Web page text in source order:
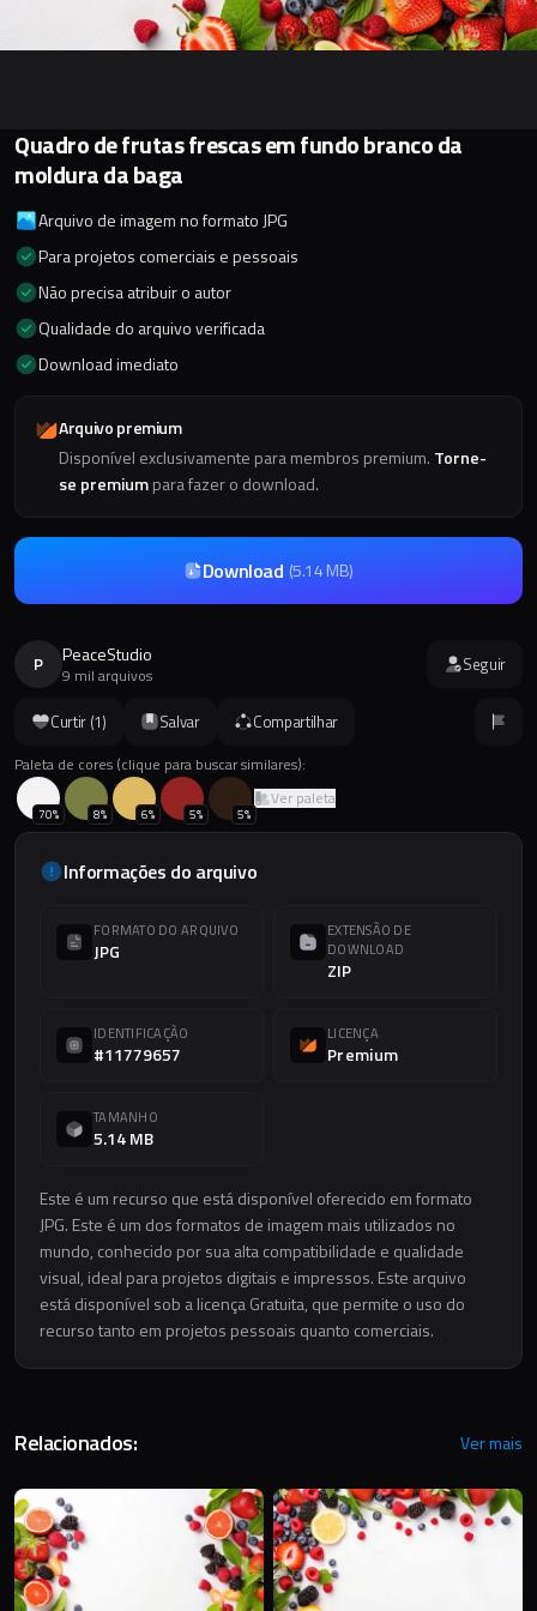
Curtir (1) Salvar Compartilhar
Paleta de cores (clique para buscar similares):
70% 8% 6% 5% 5%
Ver paleta
Informações do arquivo
FORMATO DO ARQUIVO
JPG
EXTENSÃO DE
DOWNLOAD
ZIP
IDENTIFICAÇÃO
#11779657
LICENÇA
Premium
TAMANHO
5.14 MB
Este é um recurso que está disponível oferecido em formato
JPG. Este é um dos formatos de imagem mais utilizados no
mundo, conhecido por sua alta compatibilidade e qualidade
visual, ideal para projetos digitais e impressos. Este arquivo
está disponível sob a licença Gratuita, que permite o uso do
recurso tanto em projetos pessoais quanto comerciais.
Quadro de frutas frescas em fundo branco da
moldura da baga
Arquivo de imagem no formato JPG
Para projetos comerciais e pessoais
Não precisa atribuir o autor
Qualidade do arquivo verificada
Download imediato
Arquivo premium
Disponível exclusivamente para membros premium. Torne-
se premiumpara fazer o download.
Download (5.14 MB)
P PeaceStudio
9 mil arquivos Seguir
Relacionados: Ver mais